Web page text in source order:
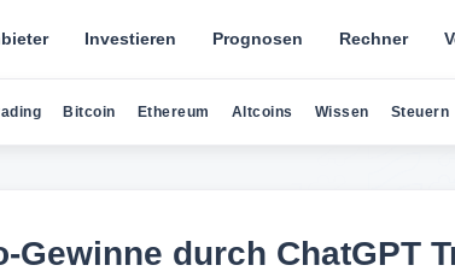
Investieren Prognosen Rechner
Bitcoin Ethereum Altcoins Wissen Steuern
Gewinne durch ChatGPT